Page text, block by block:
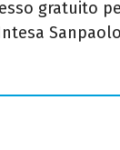
gratuito